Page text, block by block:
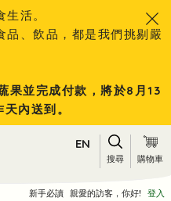
活。
品、飲品，都是我們挑剔嚴
果並完成付款，將於8月13
內送到。
EN
搜尋 購物車
新手必讀 親愛的訪客，你好! 登入